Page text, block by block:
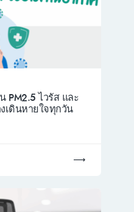
PM2.5 ไวรัส และ
เดินหายใจทุกวัน